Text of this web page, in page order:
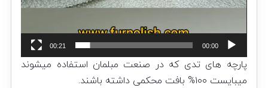
00:00
00:21
پارچه های تدی که در صنعت مبلمان استفاده میشوند
میبایست ۱۰۰% بافت محکمی داشته باشند.